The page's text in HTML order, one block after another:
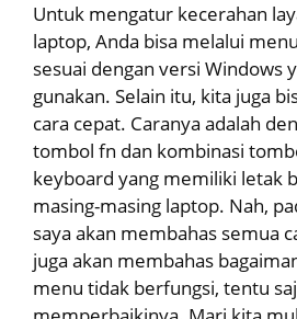
Untuk mengatur kecerahan
laptop, Anda bisa melalui
sesuai dengan versi Windows
gunakan. Selain itu, kita juga
cara cepat. Caranya adalah
tombol fn dan kombinasi
keyboard yang memiliki letak
masing-masing laptop. Nah,
saya akan membahas semua
juga akan membahas
menu tidak berfungsi, tentu